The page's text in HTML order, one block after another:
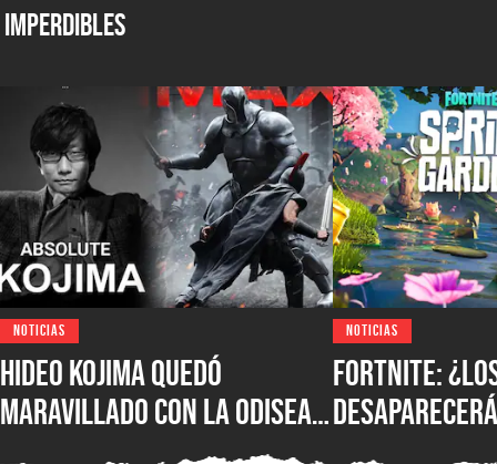
Imperdibles
NOTICIAS
Hideo Kojima quedó
maravillado con La Odisea
de Christopher Nolan: “Fue
NOTICIAS
Fortnite:
temporada?